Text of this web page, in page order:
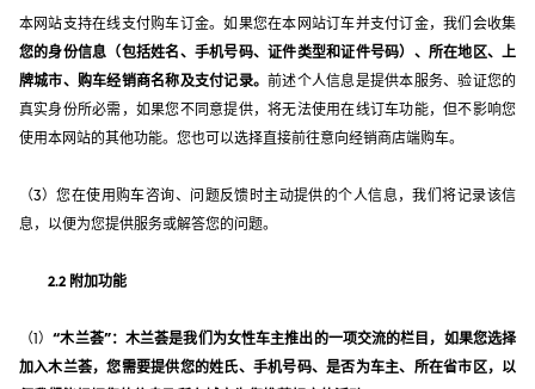
本网站支持在线支付购车订金。如果您在本网站订车并支付订金，我们会收集
您的身份信息（包括姓名、手机号码、证件类型和证件号码）、所在地区、上
牌城市、购车经销商名称及支付记录。前述个人信息是提供本服务、验证您的
真实身份所必需，如果您不同意提供，将无法使用在线订车功能，但不影响您
使用本网站的其他功能。您也可以选择直接前往意向经销商店端购车。
（3）您在使用购车咨询、问题反馈时主动提供的个人信息，我们将记录该信
息，以便为您提供服务或解答您的问题。
2.2 附加功能
（1）“木兰荟”：木兰荟是我们为女性车主推出的一项交流的栏目，如果您选择
加入木兰荟，您需要提供您的姓氏、手机号码、是否为车主、所在省市区，以